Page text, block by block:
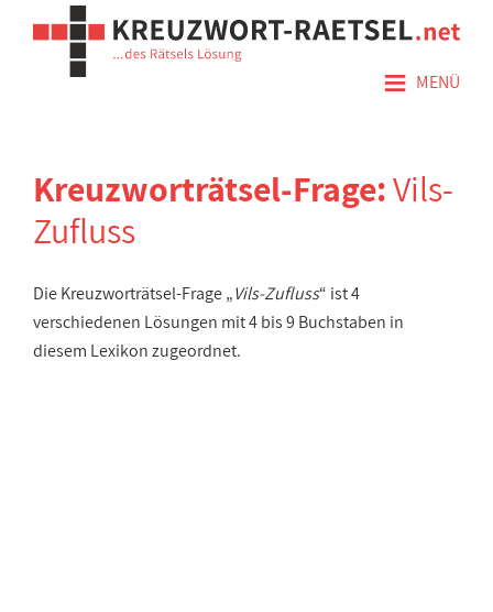
≡ MENÜ
Kreuzworträtsel-Frage:Vils-
Zufluss
Die Kreuzworträtsel-Frage „Vils-Zufluss“ ist 4
verschiedenen Lösungen mit 4 bis 9 Buchstaben in
diesem Lexikon zugeordnet.